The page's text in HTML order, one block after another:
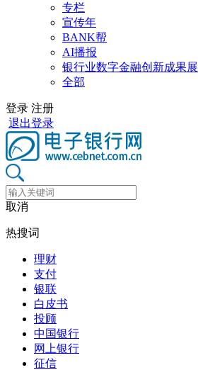
专栏
宣传年
BANK帮
AI播报
银行业数字金融创新成果展
全部
登录 注册
退出登录
取消
热搜词
理财
支付
银联
白皮书
投顾
中国银行
网上银行
征信